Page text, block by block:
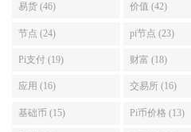
易货 (46) 价值 (42)
节点 (24) pi节点 (23)
Pi支付 (19) 财富 (18)
应用 (16) 交易所 (16)
基础币 (15) Pi币价格 (13)